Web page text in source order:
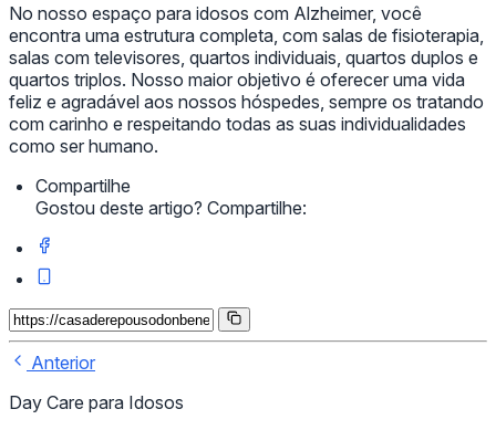
No nosso espaço para idosos com Alzheimer, você
encontra uma estrutura completa, com salas de fisioterapia,
salas com televisores, quartos individuais, quartos duplos e
quartos triplos. Nosso maior objetivo é oferecer uma vida
feliz e agradável aos nossos hóspedes, sempre os tratando
com carinho e respeitando todas as suas individualidades
como ser humano.
Compartilhe
Gostou deste artigo? Compartilhe:
Anterior
Day Care para Idosos